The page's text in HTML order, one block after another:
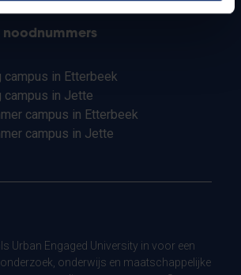
noodnummers
campus in Etterbeek
campus in Jette
campus in Etterbeek
campus in Jette
Urban Engaged University in voor een
onderzoek, onderwijs en maatschappelijke